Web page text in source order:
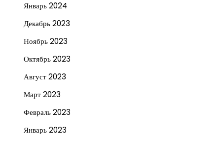
Январь 2024
Декабрь 2023
Ноябрь 2023
Октябрь 2023
Август 2023
Март 2023
Февраль 2023
Январь 2023